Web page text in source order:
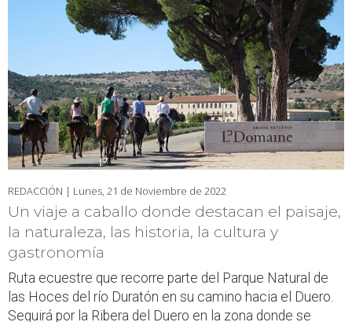
REDACCIÓN | Lunes, 21 de Noviembre de 2022
Un viaje a caballo donde destacan el paisaje,
la naturaleza, las historia, la cultura y
gastronomía
Ruta ecuestre que recorre parte del Parque Natural de
las Hoces del río Duratón en su camino hacia el Duero.
Seguirá por la Ribera del Duero en la zona donde se